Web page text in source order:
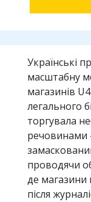
Українські
масштабну
магазинів
легального
торгувала
речовинами
проводячи
де
після